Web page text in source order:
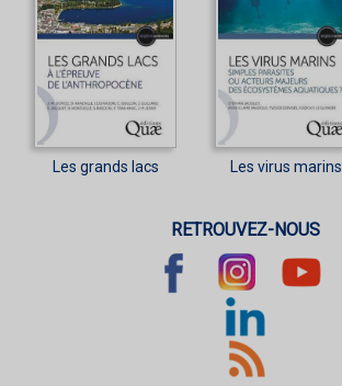
Les grands lacs Les virus marins
RETROUVEZ-NOUS